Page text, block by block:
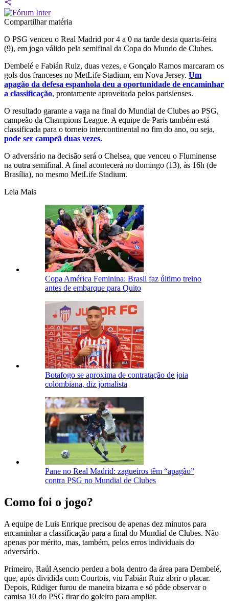
Compartilhar matéria
O PSG venceu o Real Madrid por 4 a 0 na tarde desta quarta-feira
(9), em jogo válido pela semifinal da Copa do Mundo de Clubes.
Dembelé e Fabián Ruiz, duas vezes, e Gonçalo Ramos marcaram os
gols dos franceses no MetLife Stadium, em Nova Jersey. Um
apagão da defesa espanhola deu a oportunidade de encaminhar
a classificação, prontamente aproveitada pelos parisienses.
O resultado garante a vaga na final do Mundial de Clubes ao PSG,
campeão da Champions League. A equipe de Paris também está
classificada para o torneio intercontinental no fim do ano, ou seja,
pode ser campeã duas vezes.
O adversário na decisão será o Chelsea, que venceu o Fluminense
na outra semifinal. A final acontecerá no domingo (13), às 16h (de
Brasília), no mesmo MetLife Stadium.
Leia Mais
Copa América Feminina: Brasil faz último treino
antes de embarque para Quito
Botafogo se aproxima de contratação de joia
colombiana, diz jornalista
Pane no Real Madrid: zagueiros têm “apagão”
contra PSG no Mundial de Clubes
Como foi o jogo?
A equipe de Luis Enrique precisou de apenas dez minutos para
encaminhar a classificação para a final do Mundial de Clubes. Não
apenas por mérito, mas, também, pelos erros individuais do
adversário.
Primeiro, Raúl Asencio perdeu a bola dentro da área para Dembelé,
que, após dividida com Courtois, viu Fabián Ruiz abrir o placar.
Depois, Rüdiger furou de maneira bizarra e só pôde observar o
camisa 10 do PSG tirar do goleiro para ampliar.